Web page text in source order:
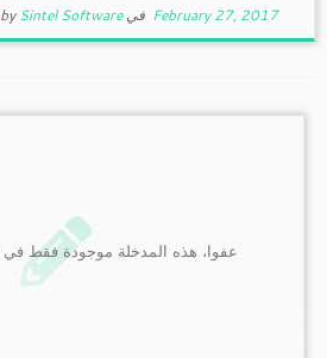
February 27, 2017 في bySintel Software
عفوا، هذه المدخلة موجودة فقط في English.